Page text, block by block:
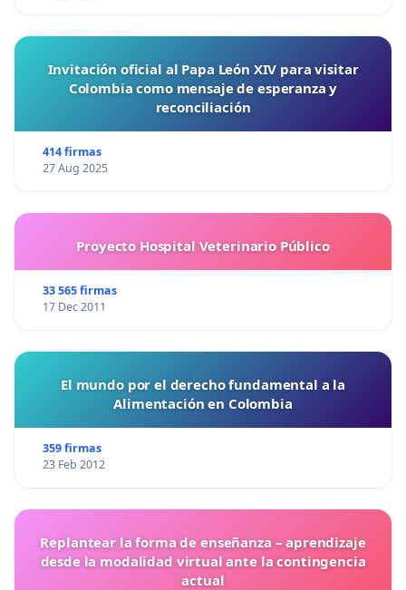
Invitación oficial al Papa León XIV para visitar
Colombia como mensaje de esperanza y
reconciliación
414 firmas
27 Aug 2025
Proyecto Hospital Veterinario Público
33 565 firmas
17 Dec 2011
El mundo por el derecho fundamental a la
Alimentación en Colombia
359 firmas
23 Feb 2012
Replantear la forma de enseñanza – aprendizaje
desde la modalidad virtual ante la contingencia
actual